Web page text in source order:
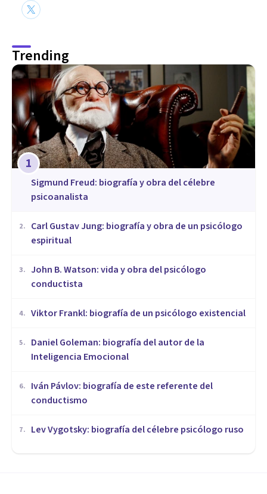
Trending
1
Sigmund Freud: biografía y obra del célebre
psicoanalista
2.
​Carl Gustav Jung: biografía y obra de un psicólogo
espiritual
3. John B. Watson: vida y obra del psicólogo
conductista
4. Viktor Frankl: biografía de un psicólogo existencial
5.
Daniel Goleman: biografía del autor de la
Inteligencia Emocional
6.
Iván Pávlov: biografía de este referente del
conductismo
7. Lev Vygotsky: biografía del célebre psicólogo ruso